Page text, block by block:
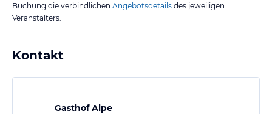
Buchung die verbindlichen Angebotsdetails des jeweiligen
Veranstalters.
Kontakt
Gasthof Alpe